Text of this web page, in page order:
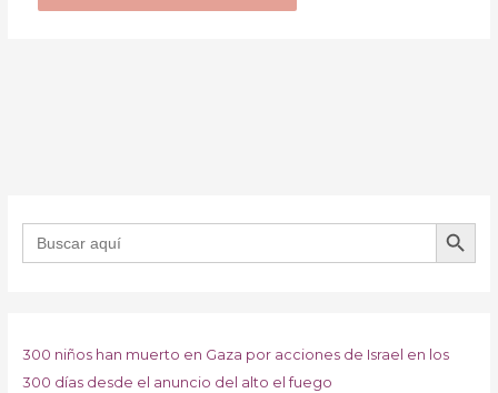
Buscar: BOTÓN DE
300 niños han muerto en Gaza por acciones de Israel en los
300 días desde el anuncio del alto el fuego